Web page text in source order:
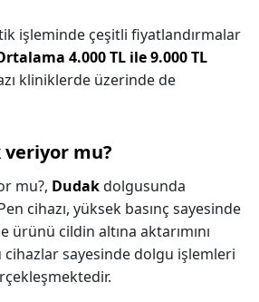
işleminde çeşitli fiyatlandırmalar
4.000 TL ile 9.000 TL
kliniklerde üzerinde de
veriyor mu?
mu?, Dudakdolgusunda
cihazı, yüksek basınç sayesinde
ürünü cildin altına aktarımını
cihazlar sayesinde dolgu işlemleri